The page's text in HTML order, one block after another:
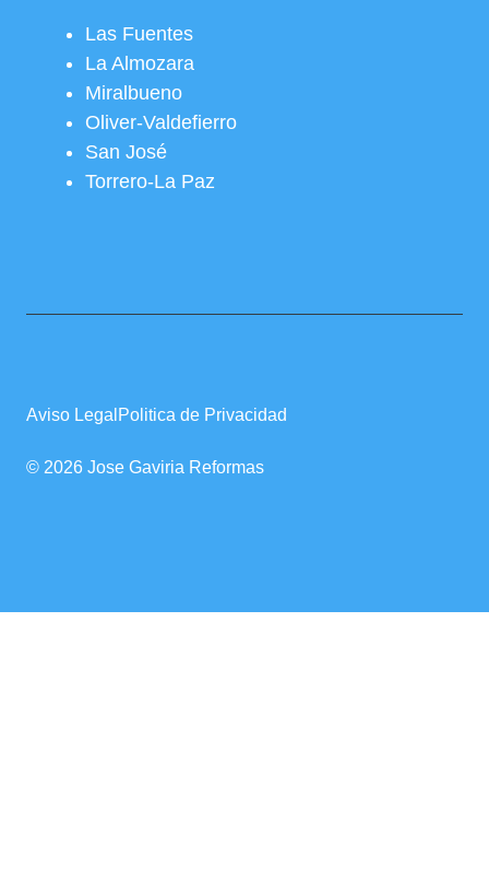
Las Fuentes
La Almozara
Miralbueno
Oliver-Valdefierro
San José
Torrero-La Paz
© 2026 Jose Gaviria Reformas
Aviso Legal Politica de Privacidad